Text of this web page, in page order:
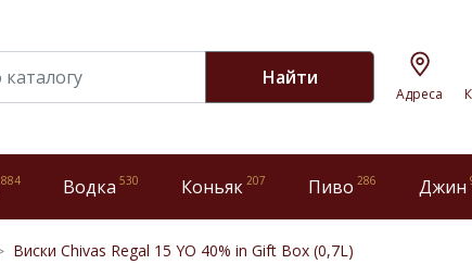
Найти
Адреса
884 Водка 530 Коньяк 207 Пиво 286 Джин
Виски Chivas Regal 15 YO 40% in Gift Box (0,7L)